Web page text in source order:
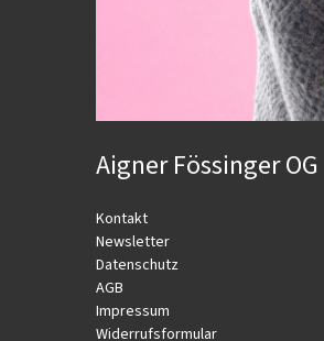
Aigner Fössinger OG
Kontakt
Newsletter
Datenschutz
AGB
Impressum
Widerrufsformular